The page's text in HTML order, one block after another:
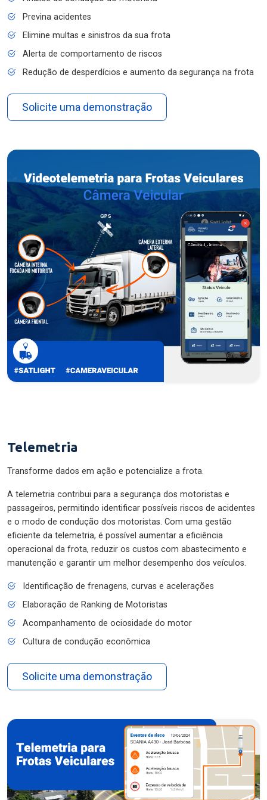
Previna acidentes
Elimine multas e sinistros da sua frota
Alerta de comportamento de riscos
Redução de desperdícios e aumento da segurança na frota
Solicite uma demonstração
Telemetria
Transforme dados em ação e potencialize a frota.
A telemetria contribui para a segurança dos motoristas e
passageiros, permitindo identificar possíveis riscos de acidentes
e o modo de condução dos motoristas. Com uma gestão
eficiente da telemetria, é possível aumentar a eficiência
operacional da frota, reduzir os custos com abastecimento e
manutenção e garantir um melhor desempenho dos veículos.
Identificação de frenagens, curvas e acelerações
Elaboração de Ranking de Motoristas
Acompanhamento de ociosidade do motor
Cultura de condução econômica
Solicite uma demonstração